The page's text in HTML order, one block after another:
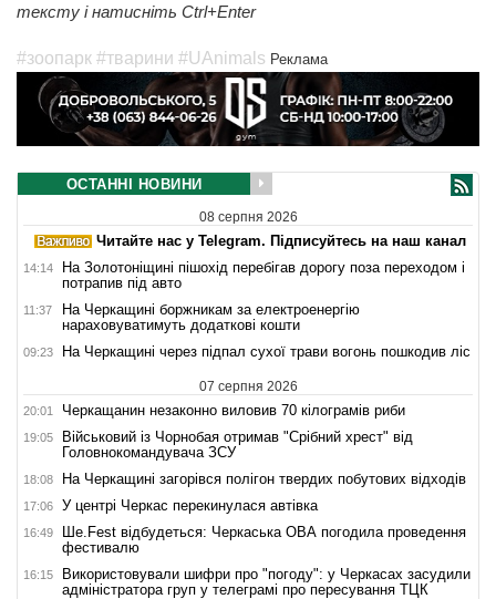
тексту і натисніть Ctrl+Enter
#зоопарк #тварини #UAnimals Реклама
ОСТАННІ НОВИНИ
08 серпня 2026
Читайте нас у Telegram. Підписуйтесь на наш канал
14:14
На Золотоніщині пішохід перебігав дорогу поза переходом і
потрапив під авто
11:37
На Черкащині боржникам за електроенергію
нараховуватимуть додаткові кошти
09:23 На Черкащині через підпал сухої трави вогонь пошкодив ліс
07 серпня 2026
20:01 Черкащанин незаконно виловив 70 кілограмів риби
19:05
Військовий із Чорнобая отримав "Срібний хрест" від
Головнокомандувача ЗСУ
18:08 На Черкащині загорівся полігон твердих побутових відходів
17:06 У центрі Черкас перекинулася автівка
16:49
Ше.Fest відбудеться: Черкаська ОВА погодила проведення
фестивалю
16:15
Використовували шифри про "погоду": у Черкасах засудили
адміністратора груп у телеграмі про пересування ТЦК